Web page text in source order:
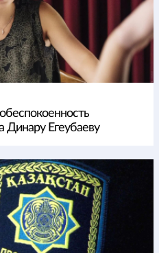
Динару Егеубаеву